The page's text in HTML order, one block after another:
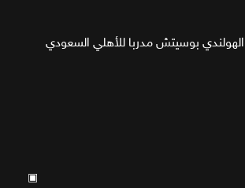
الهولندي بوسيتش مدربا للأهلي السعودي
▣